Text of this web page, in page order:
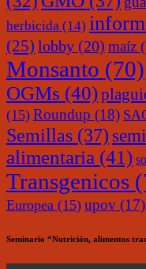
herbicida (14)
(25) lobby (20) maíz
Monsanto (70)
OGMs (40)
(15) Roundup (18)
Semillas (37)
alimentaria (41)
Transgenicos
Europea (15) upov (17)
Seminario “Nutrición, alimentos